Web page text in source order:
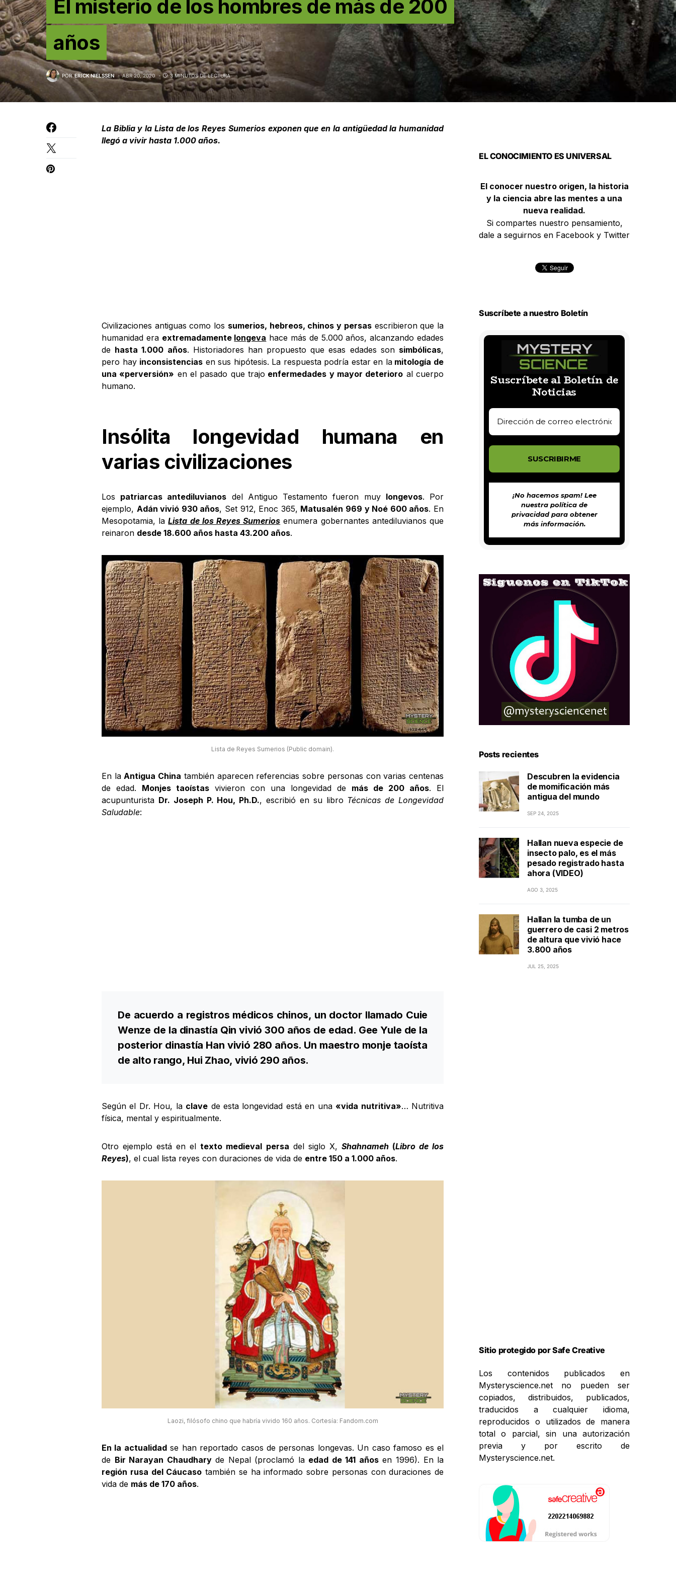
El misterio de los hombres de más de 200
años
POR ERICK NIELSSEN ABR 20, 2020 3 MINUTOS DE LECTURA
La Biblia y la Lista de los Reyes Sumerios exponen que en la antigüedad la humanidad
llegó a vivir hasta 1.000 años.
Civilizaciones antiguas como los sumerios, hebreos, chinos y persasescribieron que la
humanidad era extremadamente longeva hace más de 5.000 años, alcanzando edades
de hasta 1.000 años. Historiadores han propuesto que esas edades son simbólicas,
pero hay inconsistencias en sus hipótesis. La respuesta podría estar en lamitología de
una «perversión» en el pasado que trajo enfermedades y mayor deterioro al cuerpo
humano.
Insólita longevidad humana en
varias civilizaciones
Los patriarcas antediluvianos del Antiguo Testamento fueron muy longevos. Por
ejemplo, Adán vivió 930 años, Set 912, Enoc 365, Matusalén 969 y Noé 600 años. En
Mesopotamia, laLista de los Reyes Sumerios enumera gobernantes antediluvianos que
reinaron desde 18.600 años hasta 43.200 años.
Lista de Reyes Sumerios (Public domain).
En laAntigua China también aparecen referencias sobre personas con varias centenas
de edad. Monjes taoístas vivieron con una longevidad de más de 200 años. El
acupunturista Dr. Joseph P. Hou, Ph.D., escribió en su libro Técnicas de Longevidad
Saludable:
De acuerdo a registros médicos chinos, un doctor llamado Cuie
Wenze de la dinastía Qin vivió 300 años de edad. Gee Yule de la
posterior dinastía Han vivió 280 años. Un maestro monje taoísta
de alto rango, Hui Zhao, vivió 290 años.
Según el Dr. Hou, la clave de esta longevidad está en una «vida nutritiva»… Nutritiva
física, mental y espiritualmente.
Otro ejemplo está en eltexto medieval persa del siglo X, Shahnameh(Libro de los
Reyes), el cual lista reyes con duraciones de vida de entre 150 a 1.000 años.
Laozi, filósofo chino que habría vivido 160 años. Cortesía: Fandom.com
En la actualidadse han reportado casos de personas longevas. Un caso famoso es el
de Bir Narayan Chaudharyde Nepal (proclamó la edad de 141 añosen 1996). En la
región rusa del Cáucaso también se ha informado sobre personas con duraciones de
vida de más de 170 años.
EL CONOCIMIENTO ES UNIVERSAL
El conocer nuestro origen, la historia
y la ciencia abre las mentes a una
nueva realidad.
Si compartes nuestro pensamiento,
dale a seguirnos en Facebook y Twitter
Suscríbete a nuestro Boletín
Suscríbete al Boletín de
Noticias
¡No hacemos spam! Lee
nuestra política de
privacidadpara obtener
más información.
Posts recientes
Descubren la evidencia
de momificación más
antigua del mundo
SEP 24, 2025
Hallan nueva especie de
insecto palo, es el más
pesado registrado hasta
ahora (VIDEO)
AGO 3, 2025
Hallan la tumba de un
guerrero de casi 2 metros
de altura que vivió hace
3.800 años
JUL 25, 2025
Sitio protegido por Safe Creative
Los contenidos publicados en
Mysteryscience.net no pueden ser
copiados, distribuidos, publicados,
traducidos a cualquier idioma,
reproducidos o utilizados de manera
total o parcial, sin una autorización
previa y por escrito de
Mysteryscience.net.